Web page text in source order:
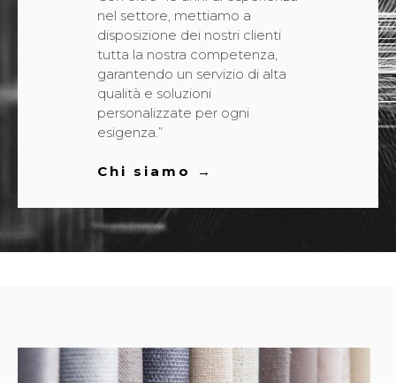
nel settore, mettiamo a
disposizione dei nostri clienti
tutta la nostra competenza,
garantendo un servizio di alta
qualità e soluzioni
personalizzate per ogni
esigenza.”
Chi siamo →